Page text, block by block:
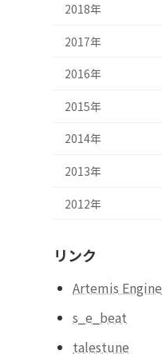
2018年
2017年
2016年
2015年
2014年
2013年
2012年
リンク
Artemis Engine
s_e_beat
talestune